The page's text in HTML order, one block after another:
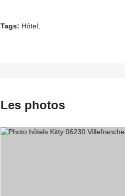
Tags: Hôtel,
Les photos